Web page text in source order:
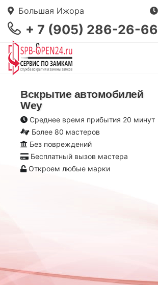
Большая Ижора
+ 7 (905) 286-26-66
Вскрытие автомобилей
Wey
Среднее время прибытия 20 минут
Более 80 мастеров
Без повреждений
Бесплатный вызов мастера
Откроем любые марки